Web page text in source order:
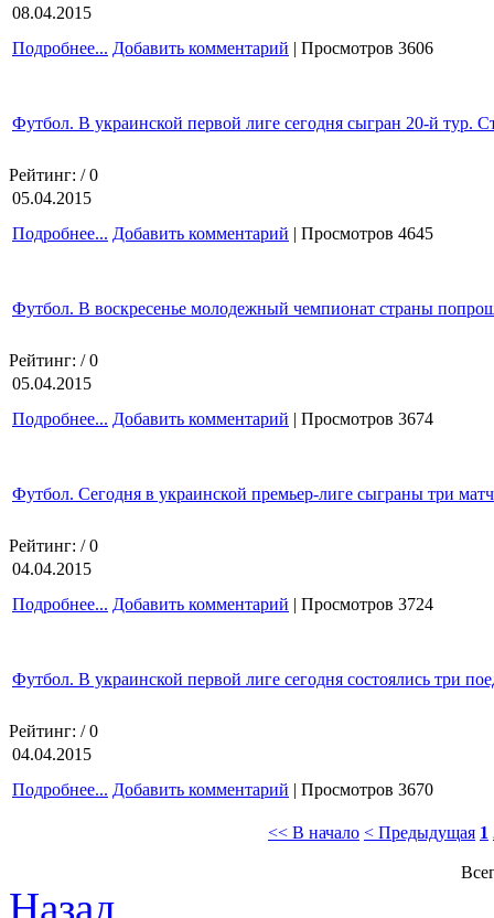
08.04.2015
Подробнее... Добавить комментарий | Просмотров 3606
Футбол. В украинской первой лиге сегодня сыгран 20-й тур.
Рейтинг: / 0
05.04.2015
Подробнее... Добавить комментарий | Просмотров 4645
Футбол. В воскресенье молодежный чемпионат страны
Рейтинг: / 0
05.04.2015
Подробнее... Добавить комментарий | Просмотров 3674
Футбол. Сегодня в украинской премьер-лиге сыграны три
Рейтинг: / 0
04.04.2015
Подробнее... Добавить комментарий | Просмотров 3724
Футбол. В украинской первой лиге сегодня состоялись три
Рейтинг: / 0
04.04.2015
Подробнее... Добавить комментарий | Просмотров 3670
<< В начало < Предыдущая 1
Назад